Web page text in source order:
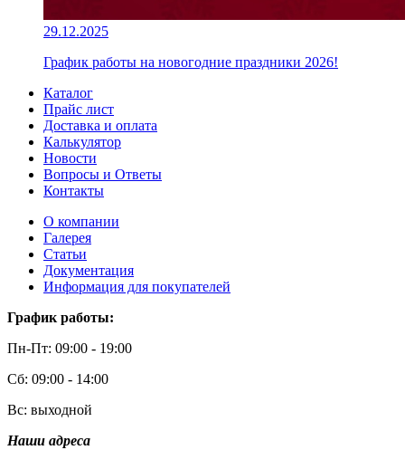
29.12.2025
График работы на новогодние праздники 2026!
Каталог
Прайс лист
Доставка и оплата
Калькулятор
Новости
Вопросы и Ответы
Контакты
О компании
Галерея
Статьи
Документация
Информация для покупателей
График работы:
Пн-Пт: 09:00 - 19:00
Сб: 09:00 - 14:00
Вс: выходной
Наши адреса